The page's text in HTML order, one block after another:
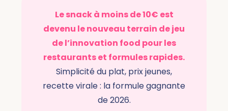
Le snack à moins de 10€ est
devenu le nouveau terrain de jeu
de l’innovation food pour les
restaurants et formules rapides.
Simplicité du plat, prix jeunes,
recette virale : la formule gagnante
de 2026.